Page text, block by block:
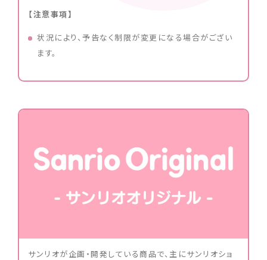
【注意事項】
状況により、予告なく制限が変更になる場合がござい
ます。
サンリオが企画・開発している商品で、主にサンリオショ